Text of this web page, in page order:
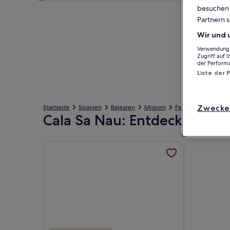
Startseite Spanien Balearen Migjorn Felanitx
Cala Sa Nau: Entdecke
Partnern
Wir und
Zugriff auf
der
Liste der